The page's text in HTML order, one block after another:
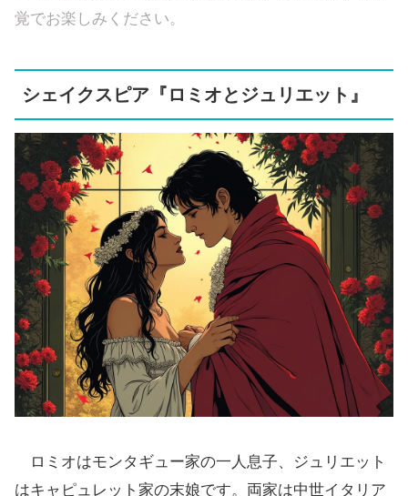
覚でお楽しみください。
シェイクスピア『ロミオとジュリエット』
ロミオはモンタギュー家の一人息子、ジュリエット
はキャピュレット家の末娘です。両家は中世イタリア